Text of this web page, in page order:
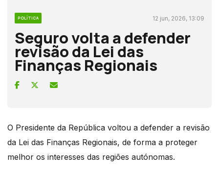
POLÍTICA 12 jun, 2026, 13:09
Seguro volta a defender
revisão da Lei das
Finanças Regionais
O Presidente da República voltou a defender a revisão
da Lei das Finanças Regionais, de forma a proteger
melhor os interesses das regiões autónomas.